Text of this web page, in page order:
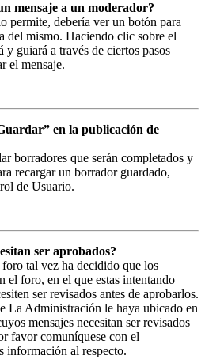
mensaje a un moderador?
permite, debería ver un botón para
del mismo. Haciendo clic sobre el
guiará a través de ciertos pasos
el mensaje.
en la publicación de
borradores que serán completados y
recargar un borrador guardado,
de Usuario.
ser aprobados?
tal vez ha decidido que los
el foro, en el que estas intentando
ser revisados antes de aprobarlos.
La Administración le haya ubicado en
mensajes necesitan ser revisados
favor comuníquese con el
información al respecto.